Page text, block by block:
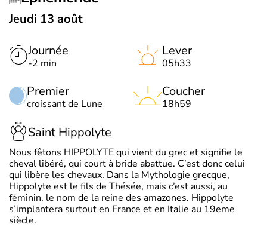
Jeudi 13 août
Journée
-2 min
Premier
croissant de Lune
Lever
05h33
Coucher
18h59
Saint Hippolyte
Nous fêtons HIPPOLYTE qui vient du grec et signifie le
cheval libéré, qui court à bride abattue. C’est donc celui
qui libère les chevaux. Dans la Mythologie grecque,
Hippolyte est le fils de Thésée, mais c’est aussi, au
féminin, le nom de la reine des amazones. Hippolyte
s’implantera surtout en France et en Italie au 19eme
siècle.